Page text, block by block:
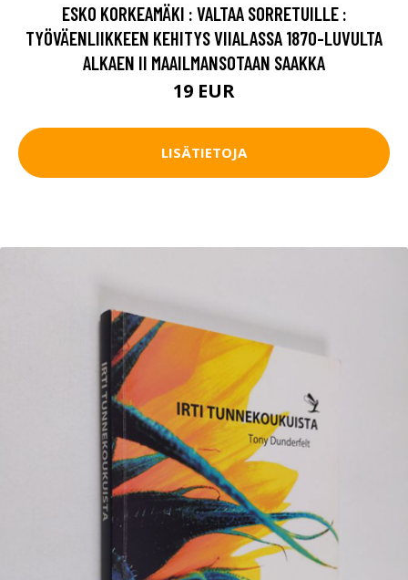
ESKO KORKEAMÄKI : VALTAA SORRETUILLE :
TYÖVÄENLIIKKEEN KEHITYS VIIALASSA 1870-LUVULTA
ALKAEN II MAAILMANSOTAAN SAAKKA
19 EUR
LISÄTIETOJA